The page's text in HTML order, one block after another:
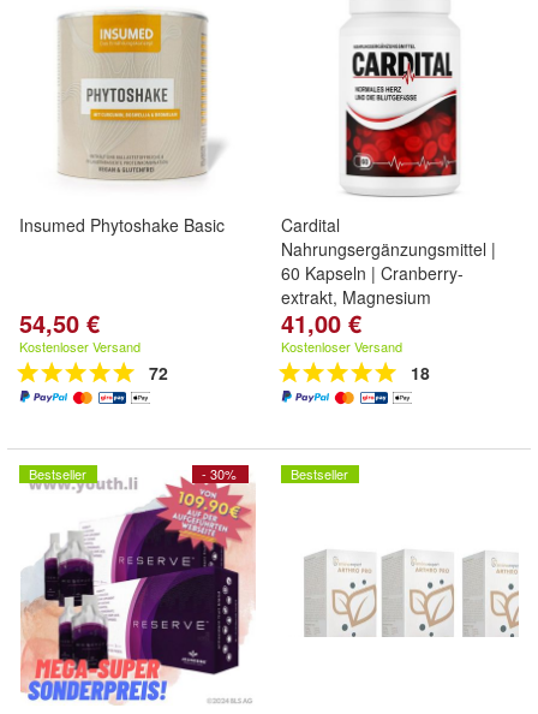
Insumed Phytoshake Basic
54,50 €
Kostenloser Versand
72
Cardital
Nahrungsergänzungsmittel |
60 Kapseln | Cranberry-
extrakt, Magnesium
41,00 €
Kostenloser Versand
18
- 30%
Bestseller Bestseller